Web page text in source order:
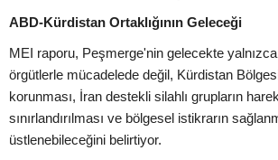
ABD-Kürdistan Ortaklığının Geleceği
MEI raporu, Peşmerge'nin gelecekte
örgütlerle mücadelede değil, Kürdistan
korunması, İran destekli silahlı grupların
sınırlandırılması ve bölgesel istikrarın
üstlenebileceğini belirtiyor.